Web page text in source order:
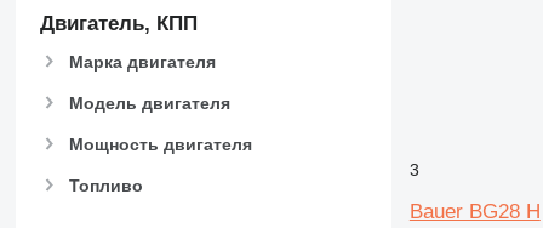
924
928
930
953
Двигатель, КПП
Марка двигателя
Модель двигателя
Мощность двигателя
Топливо
3
Bauer BG28 H